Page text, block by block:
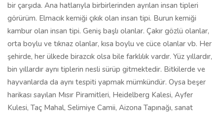
bir çarşıda. Ana hatlarıyla birbirlerinden ayrılan insan tipleri
görürüm. Elmacık kemiği çıkık olan insan tipi. Burun kemiği
kambur olan insan tipi. Geniş başlı olanlar. Çakır gözlü olanlar,
orta boylu ve tıknaz olanlar, kısa boylu ve cüce olanlar vb. Her
şehirde, her ülkede birazcık olsa bile farklılık vardır. Yüz yıllardır,
bin yıllardır aynı tiplerin nesli sürüp gitmektedir. Bitkilerde ve
hayvanlarda da aynı tespiti yapmak mümkündür. Oysa beşer
harikası sayılan Mısır Piramitleri, Heidelberg Kalesi, Ayfer
Kulesi, Taç Mahal, Selimiye Camii, Aizona Tapınağı, sanat